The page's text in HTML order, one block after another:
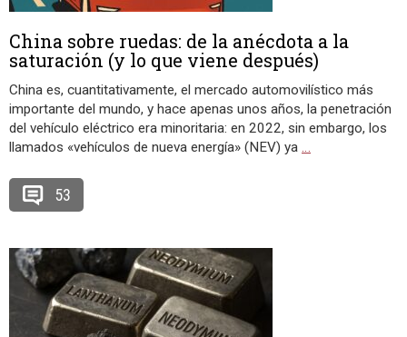
China sobre ruedas: de la anécdota a la
saturación (y lo que viene después)
China es, cuantitativamente, el mercado automovilístico más
importante del mundo, y hace apenas unos años, la penetración
del vehículo eléctrico era minoritaria: en 2022, sin embargo, los
llamados «vehículos de nueva energía» (NEV) ya …
53